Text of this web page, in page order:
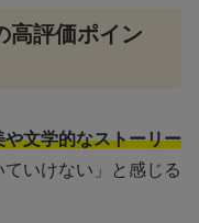
高評価ポイン
や文学的なストーリー
いけない」と感じる